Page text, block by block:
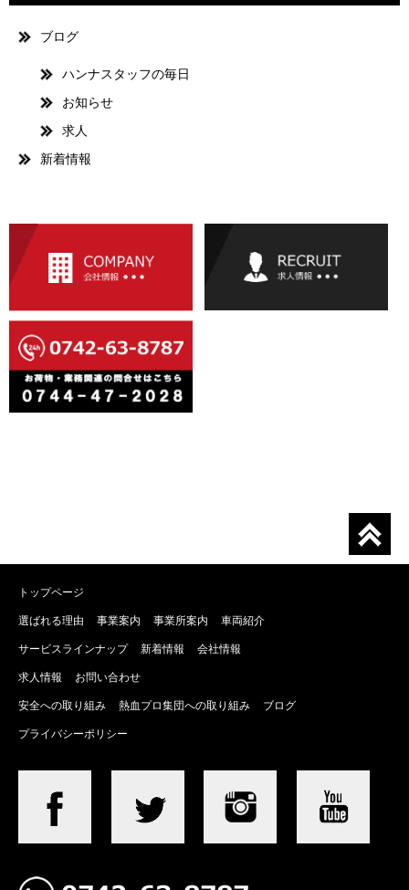
ブログ
ハンナスタッフの毎日
お知らせ
求人
新着情報
トップページ
選ばれる理由 事業案内 事業所案内 車両紹介
サービスラインナップ 新着情報 会社情報
求人情報 お問い合わせ
安全への取り組み 熱血プロ集団への取り組み ブログ
プライバシーポリシー